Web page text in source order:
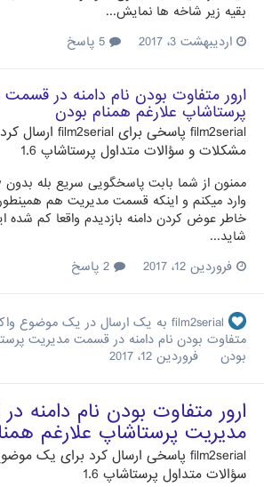
بقیه زیر شاخه ها نمایش...
اردیبهشت 3، 2017
ارور متفاوت بودن نام دامنه در
پرستاشاپ علارغم همنام بودن
film2serial پاسخی برای film2serial ارسال
مشکلات و سؤالات متداول پرستاشاپ 1.6
وارد میکنم و اینکه قسمت مدیریت هم همینطور
خاطر عوض کردن دامنه بازدیدم واقعا کم شده
شاید...
فروردین 12، 2017
film2serial به یک ارسال در یک موضوع
متفاوت بودن نام دامنه در قسمت مدیریت
بودن
فروردین 12، 2017
ارور متفاوت بودن نام دامنه
مدیریت پرستاشاپ علارغم
film2serial پاسخی ارسال کرد برای یک
سؤالات متداول پرستاشاپ 1.6